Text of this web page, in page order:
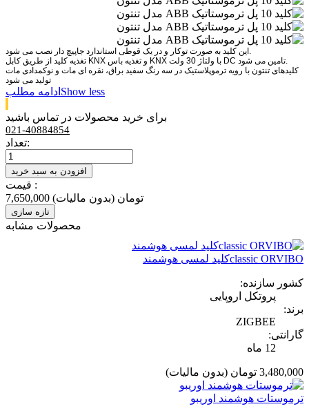
این کلید به صورت توکار و در یک قوطی استاندارد جاپیچ دار نصب می شود.
تغذیه کلید از طریق کابل KNX و تغذیه باس KNX با ولتاژ 30 ولت DC تامین می شود.
کلیدهای تنتون با رویه ترموپلاستیک در سه رنگ سفید براق، نقره ای مات و نوکمدادی مات
تولید می شود
ادامه مطلب Show less
برای خرید محصولات در تماس باشید
021-40884854
تعداد:
افزودن به سبد خرید
قیمت :
7,650,000 تومان (بدون مالیات)
محصولات مشابه
classic ORVIBOکلید لمسی هوشمند
کشور سازنده:
پروتکل اروپایی
برند:
ZIGBEE
گارانتی:
12 ماه
3,480,000 تومان (بدون مالیات)
ترموستات هوشمند اوریبو